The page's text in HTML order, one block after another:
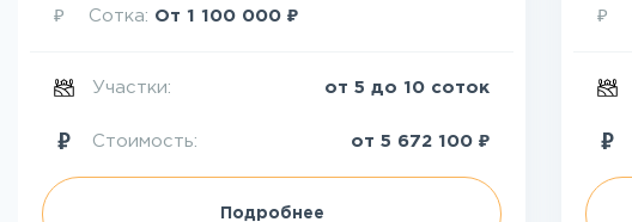
₽ Сотка: От 1 100 000 ₽
Участки: от 5 до 10 соток
Стоимость: от 5 672 100 ₽
Подробнее
₽